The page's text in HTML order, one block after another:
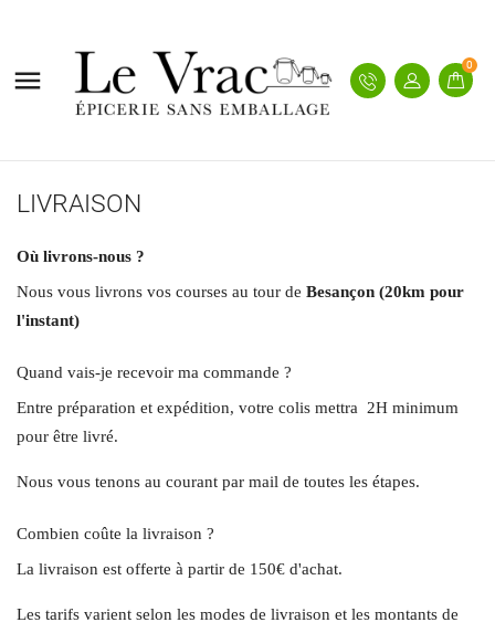
 0
LIVRAISON
Où livrons-nous ?
Nous vous livrons vos courses au tour de Besançon (20km pour
l'instant)
Quand vais-je recevoir ma commande ?
Entre préparation et expédition, votre colis mettra 2H minimum
pour être livré.
Nous vous tenons au courant par mail de toutes les étapes.
Combien coûte la livraison ?
La livraison est offerte à partir de 150€ d'achat.
Les tarifs varient selon les modes de livraison et les montants de